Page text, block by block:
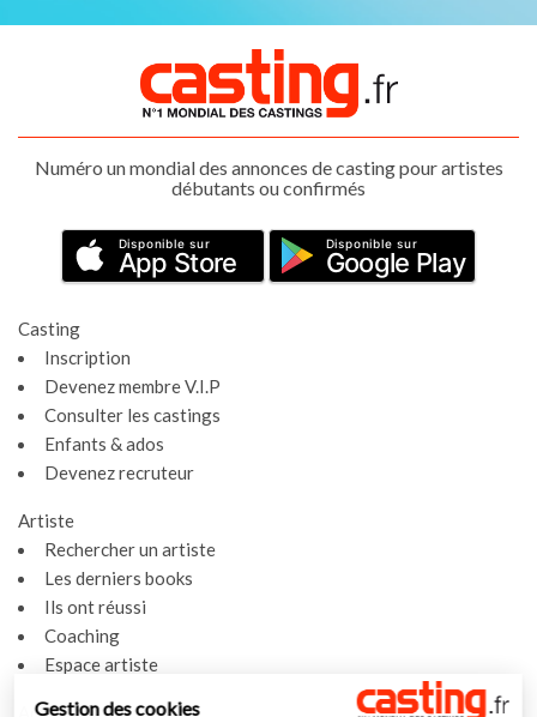
Numéro un mondial des annonces de casting pour artistes
débutants ou confirmés
Disponible sur
App Store
Disponible sur
Google Play
Casting
Inscription
Devenez membre V.I.P
Consulter les castings
Enfants & ados
Devenez recruteur
Artiste
Rechercher un artiste
Les derniers books
Ils ont réussi
Coaching
Espace artiste
Actualités
Gestion des cookies